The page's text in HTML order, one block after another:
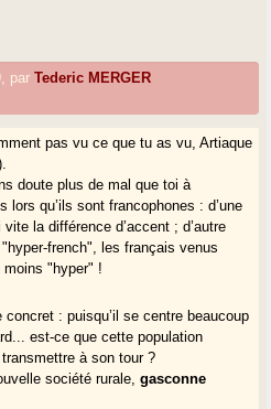
de 80km à vol d’oiseau, c’est un vrai
La population s’est davantage
semble.
je suis là, j’ai entendu parler patois
entre eux !
parTederic MERGER
pas vu ce que tu as vu, Artiaque
doute plus de mal que toi à
lors qu’ils sont francophones : d’une
la différence d’accent ; d’autre
french", les français venus
moins "hyper" !
: puisqu’il se centre beaucoup
est-ce que cette population
à son tour ?
société rurale,gasconne